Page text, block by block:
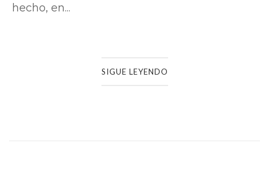
hecho, en...
SIGUE LEYENDO